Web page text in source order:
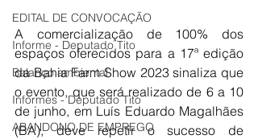
EDITAL DE CONVOCAÇÃO
Informe - Deputado Tito
Balanço ambiental
Informes - Deputado Tito
ABANDONO DE EMPREGO
A comercialização de 100% dos
espaços oferecidos para a 17ª edição
da Bahia Farm Show 2023 sinaliza que
o evento, que será realizado de 6 a 10
de junho, em Luís Eduardo Magalhães
(BA), deve repetir o sucesso de